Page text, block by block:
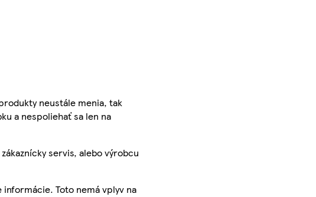
neustále menia, tak
a nespoliehať sa len na
servis, alebo výrobcu
Toto nemá vplyv na